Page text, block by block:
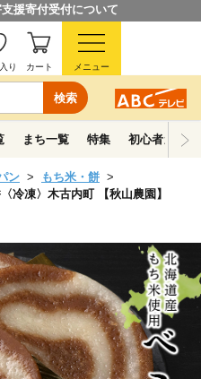
援寄付受付について
検索
り カート メニュー
まち一覧 特集 初心者ガイド
ン
もち米・餅
冷凍〉木古内町 【秋山農園】